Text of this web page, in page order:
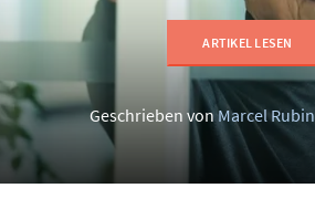
ARTIKEL LESEN
Geschrieben vonMarcel Rubin